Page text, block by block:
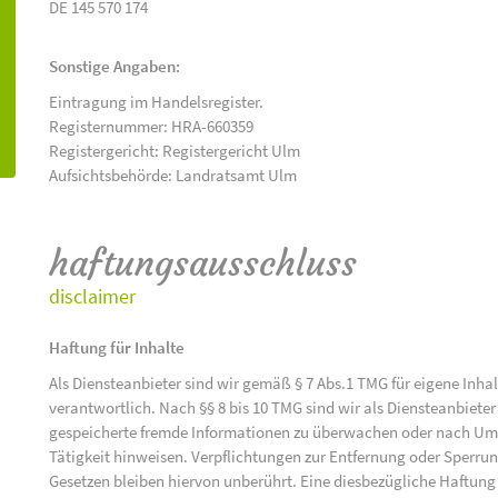
DE 145 570 174
Sonstige Angaben:
Eintragung im Handelsregister.
Registernummer: HRA-660359
Registergericht: Registergericht Ulm
Aufsichtsbehörde: Landratsamt Ulm
haftungsausschluss
disclaimer
Haftung für Inhalte
Als Diensteanbieter sind wir gemäß § 7 Abs.1 TMG für eigene
verantwortlich. Nach §§ 8 bis 10 TMG sind wir als
gespeicherte fremde Informationen zu überwachen oder nach
Tätigkeit hinweisen. Verpflichtungen zur Entfernung oder
Gesetzen bleiben hiervon unberührt. Eine diesbezügliche